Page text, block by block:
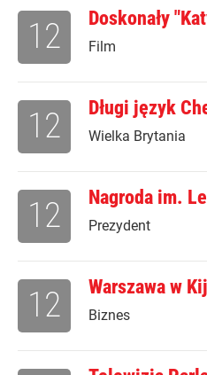
Doskonały
Film
12
Długi język
Wielka Brytania
12
Nagroda im.
Prezydent
12
Warszawa w
Biznes
12